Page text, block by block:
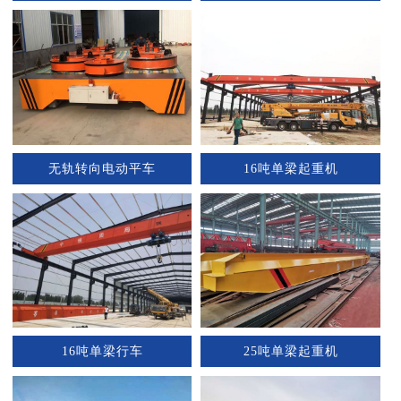
2
无轨转向电动平车 16吨单梁起重机
16吨单梁行车 25吨单梁起重机